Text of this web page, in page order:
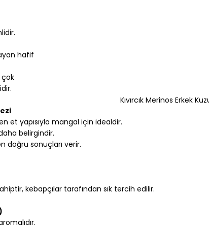
Kıvırcık Merinos Erkek
hafif
et yapısıyla mangal için idealdir.
belirgindir.
doğru sonuçları verir.
kebapçılar tarafından sık tercih edilir.